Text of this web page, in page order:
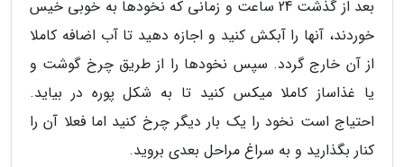
بعد از گذشت 24 ساعت و زمانی که نخودها به خوبی خیس
خوردند، آنها را آبکش کنید و اجازه دهید تا آب اضافه کاملا
از آن خارج گردد. سپس نخودها را از طریق چرخ گوشت و
یا غذاساز کاملا میکس کنید تا به شکل پوره در بیاید.
احتیاج است نخود را یک بار دیگر چرخ کنید اما فعلا آن را
کنار بگذارید و به سراغ مراحل بعدی بروید.